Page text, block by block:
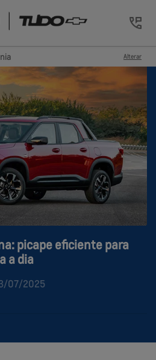
Alterar
picape eficiente para
a dia
07/2025